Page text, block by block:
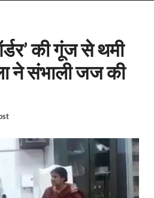
की गूंज से थमी
ने संभाली जज की